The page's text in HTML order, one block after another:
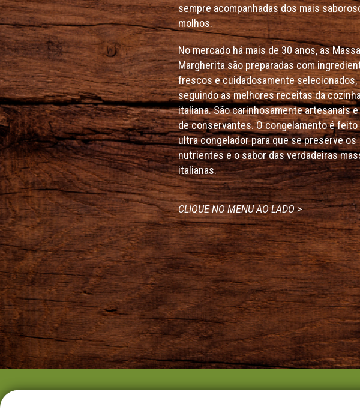
sempre acompanhadas dos mais
molhos.
No mercado há mais de 30 anos, as
Margherita são preparadas com
frescos e cuidadosamente selecionados,
seguindo as melhores receitas da
italiana. São carinhosamente artesanais
de conservantes. O congelamento é feito
ultra congelador para que se preserve os
nutrientes e o sabor das verdadeiras
italianas.
CLIQUE NO MENU AO LADO >